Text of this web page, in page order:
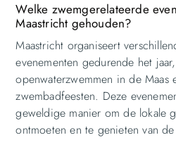
Welke zwemgerelateerde
Maastricht gehouden?
Maastricht organiseert
evenementen gedurende het
openwaterzwemmen in de Maas
zwembadfeesten. Deze
geweldige manier om de lokale
ontmoeten en te genieten van